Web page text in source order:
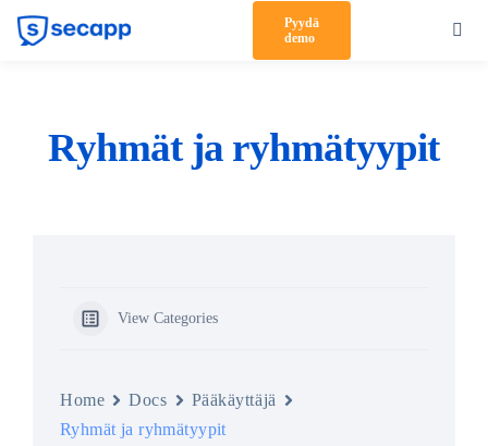
Skip
Pyydä
demo
Ratkaisut
Ryhmät ja ryhmätyypit
View Categories
Home Docs
Pääkäyttäjä
Ryhmät ja ryhmätyypit